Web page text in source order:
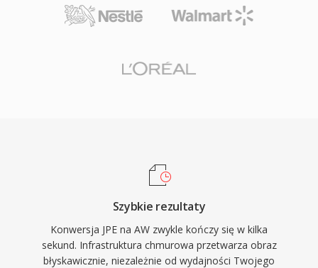
Szybkie rezultaty
Konwersja JPE na AW zwykle kończy się w kilka
sekund. Infrastruktura chmurowa przetwarza obraz
błyskawicznie, niezależnie od wydajności Twojego